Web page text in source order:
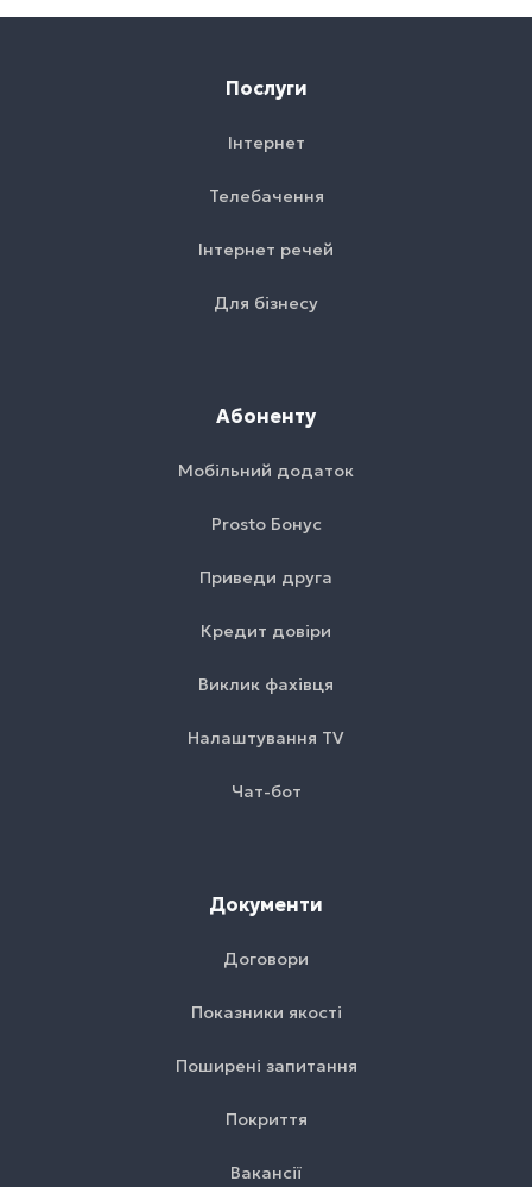
Послуги
Інтернет
Телебачення
Інтернет речей
Для бізнесу
Абоненту
Мобільний додаток
Prosto Бонус
Приведи друга
Кредит довіри
Виклик фахівця
Налаштування TV
Чат-бот
Документи
Договори
Показники якості
Поширені запитання
Покриття
Вакансії